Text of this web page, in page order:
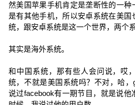
然美国苹果手机肯定是垄断性的一种
是有其他手机，所以安卓系统在美国
统，跟安卓系统是这一个世界，两个系
其实是海外系统。
和中国系统，那有些人会问说，哎
统，不就是美国系统吗？不对，哈，
说过facebook有一期节目，就是说他